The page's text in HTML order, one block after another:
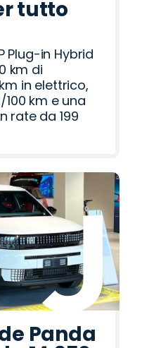
tutto
Plug-in Hybrid
km di
in elettrico,
km e una
rate da 199
Panda